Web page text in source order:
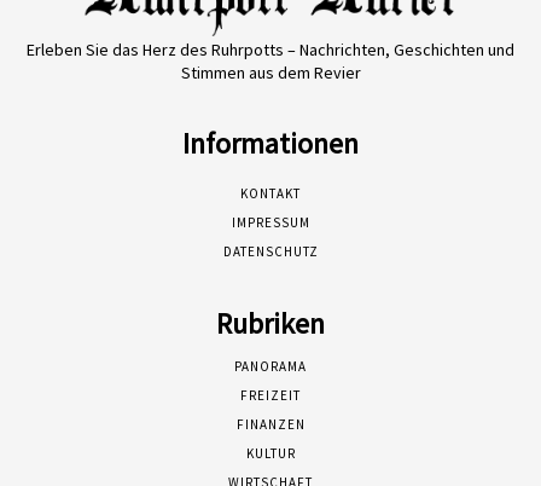
Erleben Sie das Herz des Ruhrpotts – Nachrichten, Geschichten und
Stimmen aus dem Revier
Informationen
KONTAKT
IMPRESSUM
DATENSCHUTZ
Rubriken
PANORAMA
FREIZEIT
FINANZEN
KULTUR